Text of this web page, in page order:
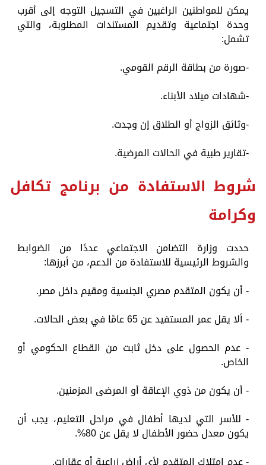
يمكن للمواطنين الراغبين في التسجيل التوجه إلى أقرب
وحدة اجتماعية وتقديم المستندات المطلوبة، والتي
تشمل:
-صورة من بطاقة الرقم القومي.
-شهادات ميلاد الأبناء.
-وثائق الزواج أو الطلاق إن وجدت.
-تقارير طبية في الحالات المرضية.
شروط الاستفادة من برنامج تكافل
وكرامة
حددت وزارة التضامن الاجتماعي عددًا من الضوابط
والشروط الرئيسية للاستفادة من الدعم، من أبرزها:
- أن يكون المتقدم مصري الجنسية ومقيم داخل مصر.
- ألا يقل عمر المستفيد عن 65 عامًا في بعض الحالات.
- عدم الحصول على دخل ثابت من القطاع الحكومي أو
الخاص.
- أن يكون من ذوي الإعاقة أو المرضى المزمنين.
- للأسر التي لديها أطفال في مراحل التعليم، يجب أن
يكون معدل حضور الأطفال لا يقل عن 80%.